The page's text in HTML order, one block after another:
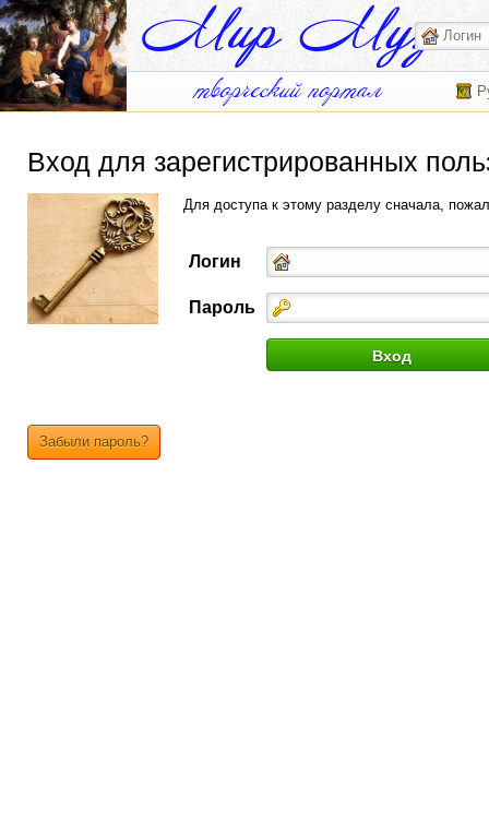
Вход для зарегистрированных
Для доступа к этому разделу сначала,
Логин
Пароль
Забыли пароль?